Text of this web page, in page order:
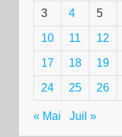
3 4 5
10 11 12
17 18 19
24 25 26
« Mai Juil »